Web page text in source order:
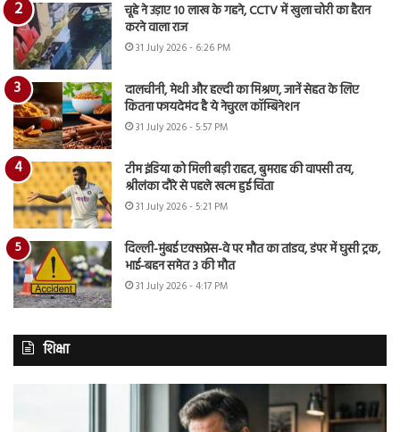
चूहे ने उड़ाए 10 लाख के गहने, CCTV में खुला चोरी का हैरान
करने वाला राज
31 July 2026 - 6:26 PM
दालचीनी, मेथी और हल्दी का मिश्रण, जानें सेहत के लिए
कितना फायदेमंद है ये नेचुरल कॉम्बिनेशन
31 July 2026 - 5:57 PM
टीम इंडिया को मिली बड़ी राहत, बुमराह की वापसी तय,
श्रीलंका दौरे से पहले खत्म हुई चिंता
31 July 2026 - 5:21 PM
दिल्ली-मुंबई एक्सप्रेस-वे पर मौत का तांडव, डंपर में घुसी ट्रक,
भाई-बहन समेत 3 की मौत
31 July 2026 - 4:17 PM
शिक्षा